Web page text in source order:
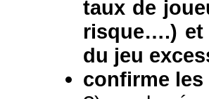
taux de
risque….) et
du jeu
confirme